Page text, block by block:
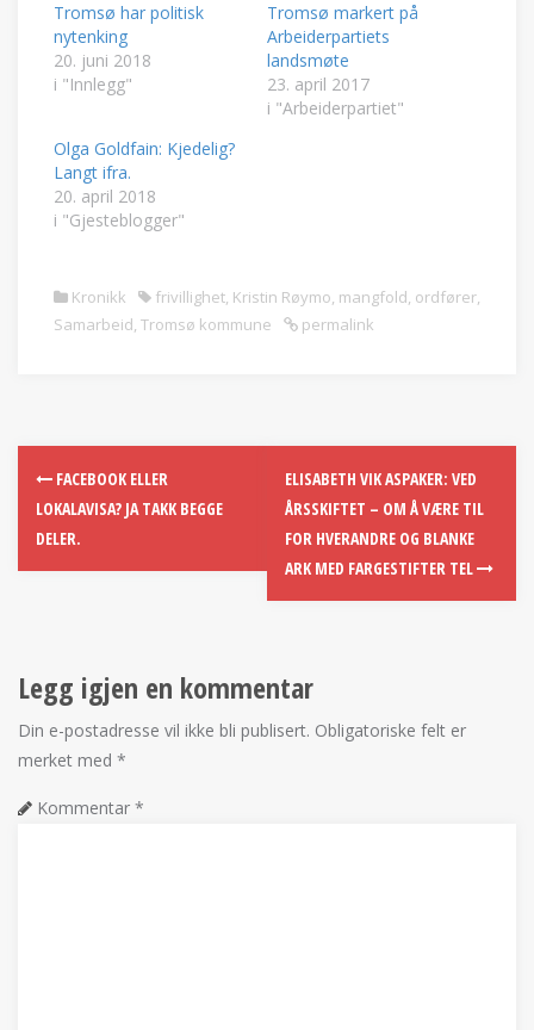
Tromsø har politisk
nytenking
20. juni 2018
i "Innlegg"
Tromsø markert på
Arbeiderpartiets
landsmøte
23. april 2017
i "Arbeiderpartiet"
Olga Goldfain: Kjedelig?
Langt ifra.
20. april 2018
i "Gjesteblogger"
Kronikk frivillighet, Kristin Røymo, mangfold, ordfører,
Samarbeid, Tromsø kommune permalink
FACEBOOK ELLER
LOKALAVISA? JA TAKK BEGGE
DELER.
ELISABETH VIK ASPAKER: VED
ÅRSSKIFTET – OM Å VÆRE TIL
FOR HVERANDRE OG BLANKE
ARK MED FARGESTIFTER TEL
Legg igjen en kommentar
Din e-postadresse vil ikke bli publisert. Obligatoriske felt er
merket med *
Kommentar *